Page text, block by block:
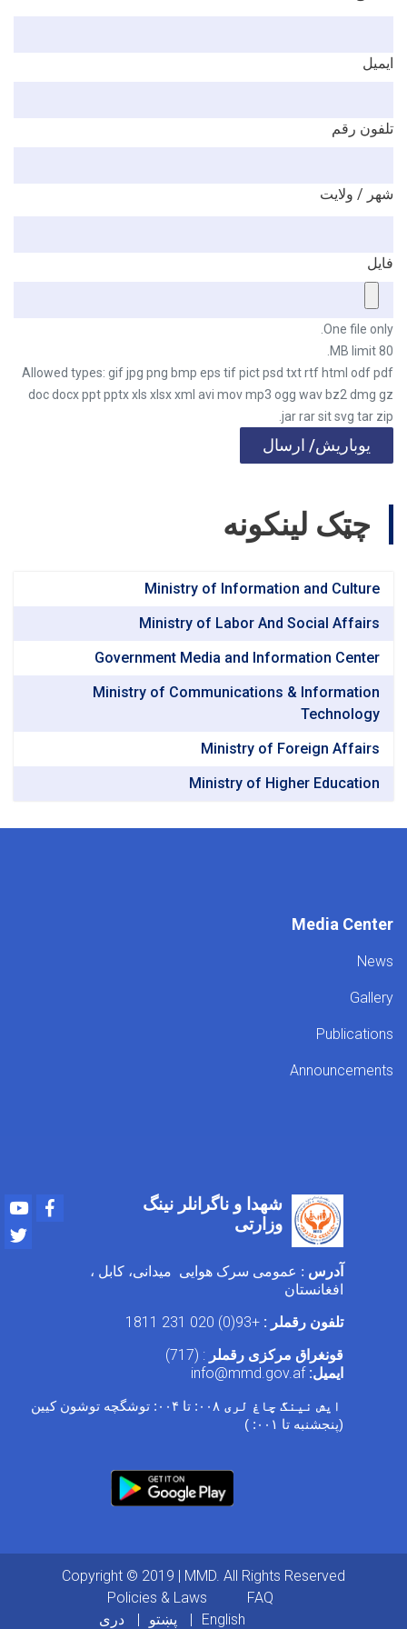
ایمیل
تلفون رقم
شهر / ولایت
فایل
One file only.
80 MB limit.
Allowed types: gif jpg png bmp eps tif pict psd txt rtf html odf pdf
doc docx ppt pptx xls xlsx xml avi mov mp3 ogg wav bz2 dmg gz
jar rar sit svg tar zip.
یوباریش/ ارسال
چټک لینکونه
Ministry of Information and Culture
Ministry of Labor And Social Affairs
Government Media and Information Center
Ministry of Communications & Information
Technology
Ministry of Foreign Affairs
Ministry of Higher Education
Media Center
News
Gallery
Publications
Announcements
شهدا و ناگرانلر نینگ
وزارتی
YoutubeFacebook
آدرس : عمومی سرک هوایی میدانی، کابل ،
افغانستان
تلفون رقملر : +93(0) 020 231 1811
قونغراق مرکزی رقملر : (717)
ایمیل: info@mmd.gov.af
ایش نینگ چاغ لری ۰۰۸: تا ۰۰۴:
توشگچه توشون کیین
(پنجشنبه تا ۰۰۱: )
Copyright © 2019 | MMD. All Rights Reserved
Footer menu
FAQ
Policies & Laws
English
پښتو دری